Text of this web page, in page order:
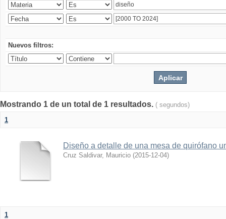
Nuevos filtros:
Mostrando 1 de un total de 1 resultados. ( segundos)
1
Diseño a detalle de una mesa de quirófano
Cruz Saldivar, Mauricio (2015-12-04)
1